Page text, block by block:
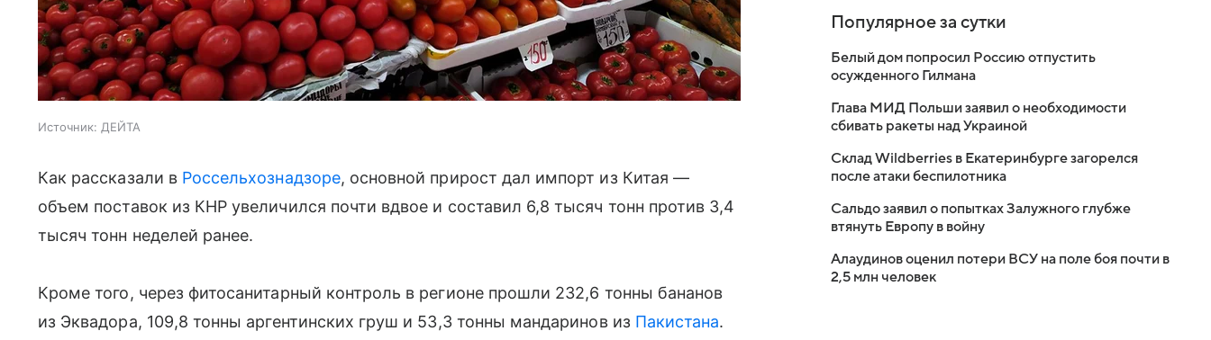
Источник: ДЕЙТА
Как рассказали в Россельхознадзоре, основной прирост дал импорт из Китая —
объем поставок из КНР увеличился почти вдвое и составил 6,8 тысяч тонн против 3,4
тысяч тонн неделей ранее.
Кроме того, через фитосанитарный контроль в регионе прошли 232,6 тонны бананов
из Эквадора, 109,8 тонны аргентинских груш и 53,3 тонны мандаринов из Пакистана.
Популярное за сутки
Белый дом попросил Россию отпустить
осужденного Гилмана
Глава МИД Польши заявил о необходимости
сбивать ракеты над Украиной
Склад Wildberries в Екатеринбурге загорелся
после атаки беспилотника
Сальдо заявил о попытках Залужного глубже
втянуть Европу в войну
Алаудинов оценил потери ВСУ на поле боя почти в
2,5 млн человек